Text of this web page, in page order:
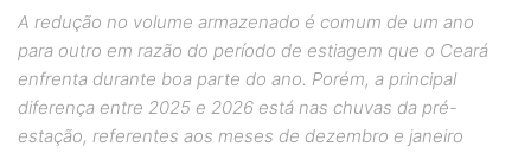
A redução no volume armazenado é comum de um ano
para outro em razão do período de estiagem que o Ceará
enfrenta durante boa parte do ano. Porém, a principal
diferença entre 2025 e 2026 está nas chuvas da pré-
estação, referentes aos meses de dezembro e janeiro